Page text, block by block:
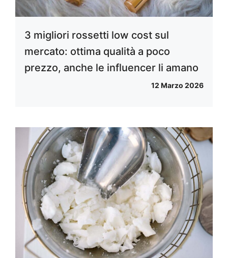
3 migliori rossetti low cost sul
mercato: ottima qualità a poco
prezzo, anche le influencer li amano
12 Marzo 2026